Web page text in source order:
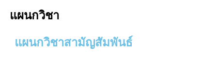
แผนกวิชา
แผนกวิชาสามัญสัมพันธ์